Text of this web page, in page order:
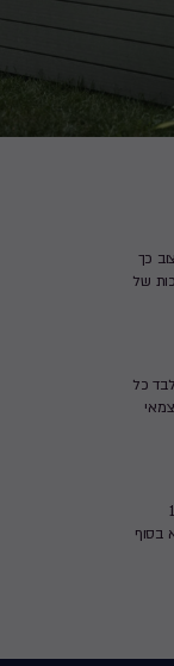
כך
של
כל
בסוף